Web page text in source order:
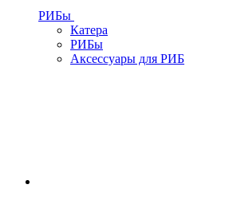
РИБы
Катера
РИБы
Аксессуары для РИБ